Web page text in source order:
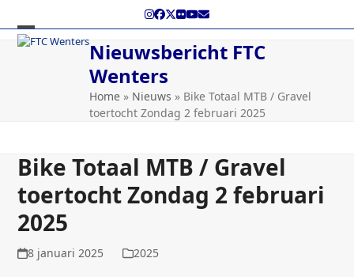
content
Instagram
Facebook
Twitter
Flickr
YouTube
E-
mail
Open
Close
Nieuwsbericht FTC
Wenters
Home » Nieuws » Bike Totaal MTB / Gravel
toertocht Zondag 2 februari 2025
Bike Totaal MTB / Gravel
toertocht Zondag 2 februari
2025
8 januari 2025 2025